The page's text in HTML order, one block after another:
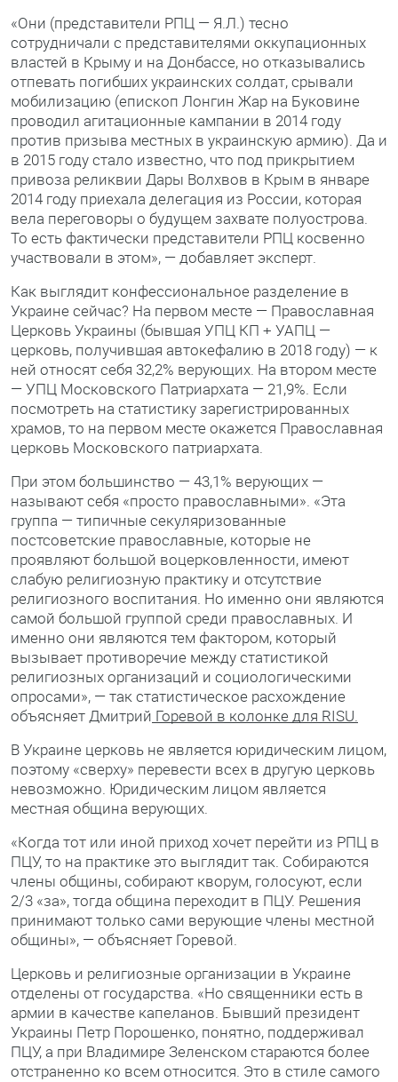
«Они (представители РПЦ — Я.Л.) тесно
сотрудничали с представителями оккупационных
властей в Крыму и на Донбассе, но отказывались
отпевать погибших украинских солдат, срывали
мобилизацию (епископ Лонгин Жар на Буковине
проводил агитационные кампании в 2014 году
против призыва местных в украинскую армию). Да и
в 2015 году стало известно, что под прикрытием
привоза реликвии Дары Волхвов в Крым в январе
2014 году приехала делегация из России, которая
вела переговоры о будущем захвате полуострова.
То есть фактически представители РПЦ косвенно
участвовали в этом», — добавляет эксперт.
Как выглядит конфессиональное разделение в
Украине сейчас? На первом месте — Православная
Церковь Украины (бывшая УПЦ КП + УАПЦ —
церковь, получившая автокефалию в 2018 году) — к
ней относят себя 32,2% верующих. На втором месте
— УПЦ Московского Патриархата — 21,9%. Если
посмотреть на статистику зарегистрированных
храмов, то на первом месте окажется Православная
церковь Московского патриархата.
При этом большинство — 43,1% верующих —
называют себя «просто православными». «Эта
группа — типичные секуляризованные
постсоветские православные, которые не
проявляют большой воцерковленности, имеют
слабую религиозную практику и отсутствие
религиозного воспитания. Но именно они являются
самой большой группой среди православных. И
именно они являются тем фактором, который
вызывает противоречие между статистикой
религиозных организаций и социологическими
опросами», — так статистическое расхождение
объясняет Дмитрий Горевой в колонке для RISU.
В Украине церковь не является юридическим лицом,
поэтому «сверху» перевести всех в другую церковь
невозможно. Юридическим лицом является
местная община верующих.
«Когда тот или иной приход хочет перейти из РПЦ в
ПЦУ, то на практике это выглядит так. Собираются
члены общины, собирают кворум, голосуют, если
2/3 «за», тогда община переходит в ПЦУ. Решения
принимают только сами верующие члены местной
общины», — объясняет Горевой.
Церковь и религиозные организации в Украине
отделены от государства. «Но священники есть в
армии в качестве капеланов. Бывший президент
Украины Петр Порошенко, понятно, поддерживал
ПЦУ, а при Владимире Зеленском стараются более
отстраненно ко всем относится. Это в стиле самого